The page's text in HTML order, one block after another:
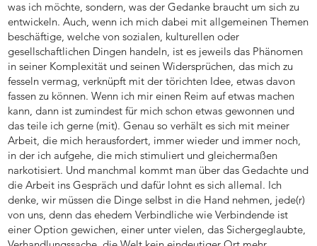
was ich möchte, sondern, was der Gedanke braucht um sich zu
entwickeln. Auch, wenn ich mich dabei mit allgemeinen Themen
beschäftige, welche von sozialen, kulturellen oder
gesellschaftlichen Dingen handeln, ist es jeweils das Phänomen
in seiner Komplexität und seinen Widersprüchen, das mich zu
fesseln vermag, verknüpft mit der törichten Idee, etwas davon
fassen zu können. Wenn ich mir einen Reim auf etwas machen
kann, dann ist zumindest für mich schon etwas gewonnen und
das teile ich gerne (mit). Genau so verhält es sich mit meiner
Arbeit, die mich herausfordert, immer wieder und immer noch,
in der ich aufgehe, die mich stimuliert und gleichermaßen
narkotisiert. Und manchmal kommt man über das Gedachte und
die Arbeit ins Gespräch und dafür lohnt es sich allemal. Ich
denke, wir müssen die Dinge selbst in die Hand nehmen, jede(r)
von uns, denn das ehedem Verbindliche wie Verbindende ist
einer Option gewichen, einer unter vielen, das Sichergeglaubte,